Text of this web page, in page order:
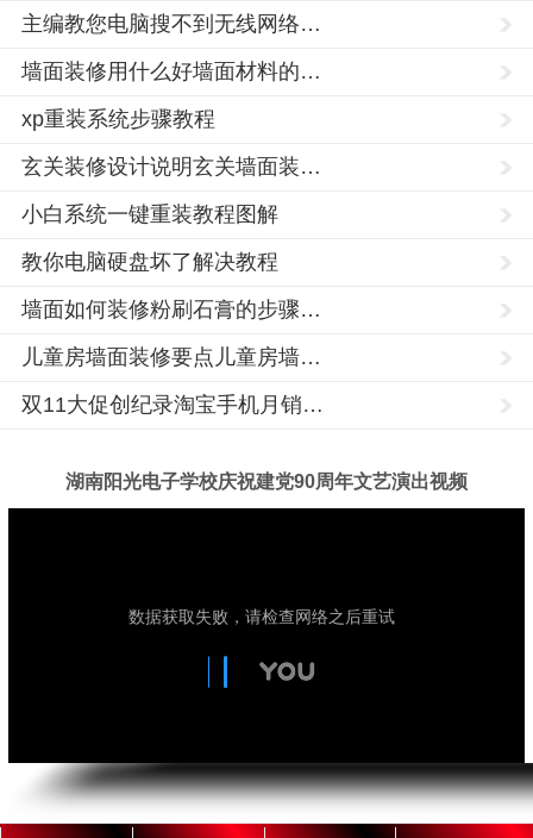
主编教您电脑搜不到无线网络…
墙面装修用什么好墙面材料的…
xp重装系统步骤教程
玄关装修设计说明玄关墙面装…
小白系统一键重装教程图解
教你电脑硬盘坏了解决教程
墙面如何装修粉刷石膏的步骤…
儿童房墙面装修要点儿童房墙…
双11大促创纪录淘宝手机月销…
湖南阳光电子学校庆祝建党90周年文艺演出视频
市,
泉
南
技
于
1992
是
培
编
训
学